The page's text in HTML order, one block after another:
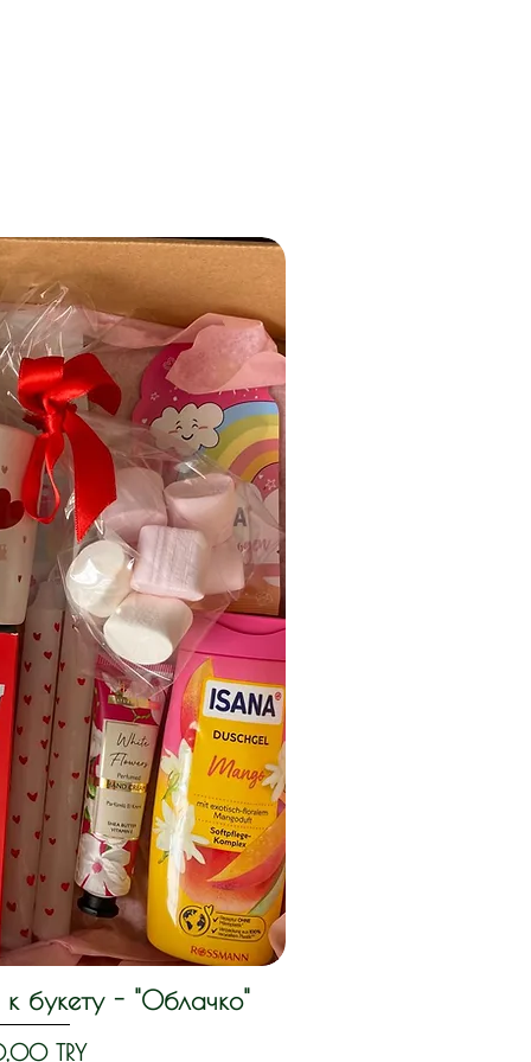
букету - "Облачко"
TRY